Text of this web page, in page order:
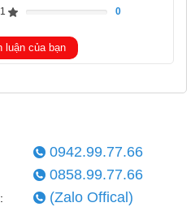
1
0
luận của bạn
0942.99.77.66
0858.99.77.66
(Zalo Offical)